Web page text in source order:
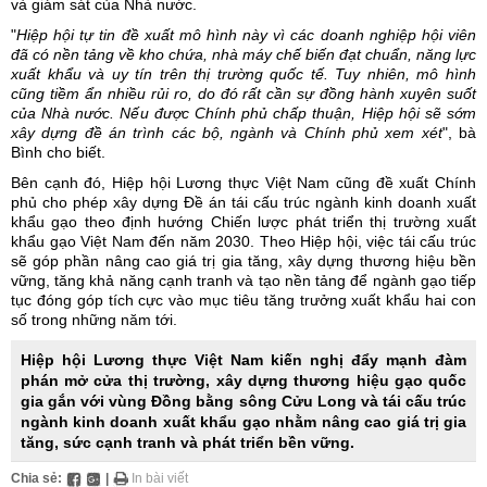
và giám sát của Nhà nước.
"Hiệp hội tự tin đề xuất mô hình này vì các doanh nghiệp hội viên
đã có nền tảng về kho chứa, nhà máy chế biến đạt chuẩn, năng lực
xuất khẩu và uy tín trên thị trường quốc tế. Tuy nhiên, mô hình
cũng tiềm ẩn nhiều rủi ro, do đó rất cần sự đồng hành xuyên suốt
của Nhà nước. Nếu được Chính phủ chấp thuận, Hiệp hội sẽ sớm
xây dựng đề án trình các bộ, ngành và Chính phủ xem xét", bà
Bình cho biết.
Bên cạnh đó, Hiệp hội Lương thực Việt Nam cũng đề xuất Chính
phủ cho phép xây dựng Đề án tái cấu trúc ngành kinh doanh xuất
khẩu gạo theo định hướng Chiến lược phát triển thị trường xuất
khẩu gạo Việt Nam đến năm 2030. Theo Hiệp hội, việc tái cấu trúc
sẽ góp phần nâng cao giá trị gia tăng, xây dựng thương hiệu bền
vững, tăng khả năng cạnh tranh và tạo nền tảng để ngành gạo tiếp
tục đóng góp tích cực vào mục tiêu tăng trưởng xuất khẩu hai con
số trong những năm tới.
Hiệp hội Lương thực Việt Nam kiến nghị đẩy mạnh đàm
phán mở cửa thị trường, xây dựng thương hiệu gạo quốc
gia gắn với vùng Đồng bằng sông Cửu Long và tái cấu trúc
ngành kinh doanh xuất khẩu gạo nhằm nâng cao giá trị gia
tăng, sức cạnh tranh và phát triển bền vững.
Chia sẻ: | In bài viết